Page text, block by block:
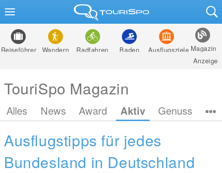
Reiseführer Wandern Radfahren Baden Ausflugsziele Magazin
Anzeige
TouriSpo Magazin
Alles News Award Aktiv Genuss
Ausflugstipps für jedes
Bundesland in Deutschland